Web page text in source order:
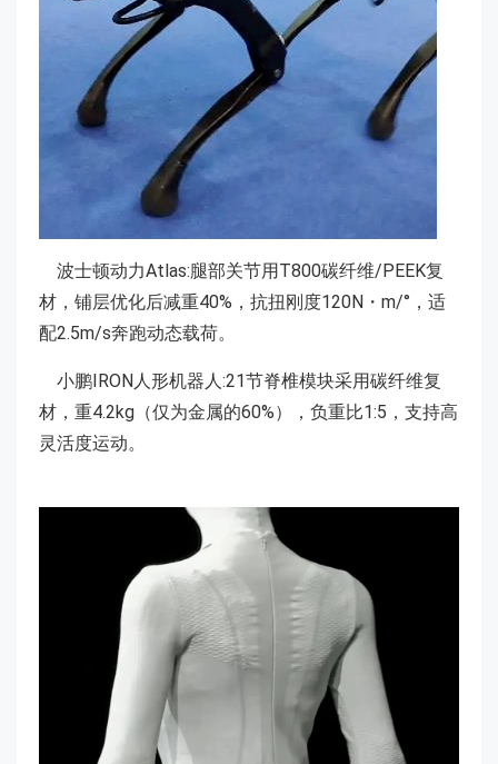
波士顿动力Atlas:腿部关节用T800碳纤维/PEEK复
材，铺层优化后减重40%，抗扭刚度120N・m/°，适
配2.5m/s奔跑动态载荷。
小鹏IRON人形机器人:21节脊椎模块采用碳纤维复
材，重4.2kg（仅为金属的60%），负重比1:5，支持高
灵活度运动。